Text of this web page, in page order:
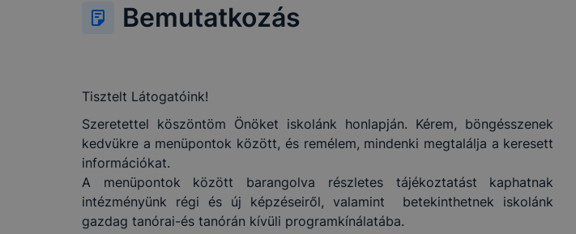
Bemutatkozás
Tisztelt Látogatóink!
Szeretettel köszöntöm Önöket iskolánk honlapján. Kérem, böngésszenek
kedvükre a menüpontok között, és remélem, mindenki megtalálja a keresett
információkat.
A menüpontok között barangolva részletes tájékoztatást kaphatnak
intézményünk régi és új képzéseiről, valamint betekinthetnek iskolánk
gazdag tanórai-és tanórán kívüli programkínálatába.